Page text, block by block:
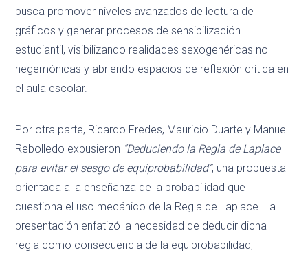
busca promover niveles avanzados de lectura de
gráficos y generar procesos de sensibilización
estudiantil, visibilizando realidades sexogenéricas no
hegemónicas y abriendo espacios de reflexión crítica en
el aula escolar.
Por otra parte, Ricardo Fredes, Mauricio Duarte y Manuel
Rebolledo expusieron “Deduciendo la Regla de Laplace
para evitar el sesgo de equiprobabilidad”, una propuesta
orientada a la enseñanza de la probabilidad que
cuestiona el uso mecánico de la Regla de Laplace. La
presentación enfatizó la necesidad de deducir dicha
regla como consecuencia de la equiprobabilidad,